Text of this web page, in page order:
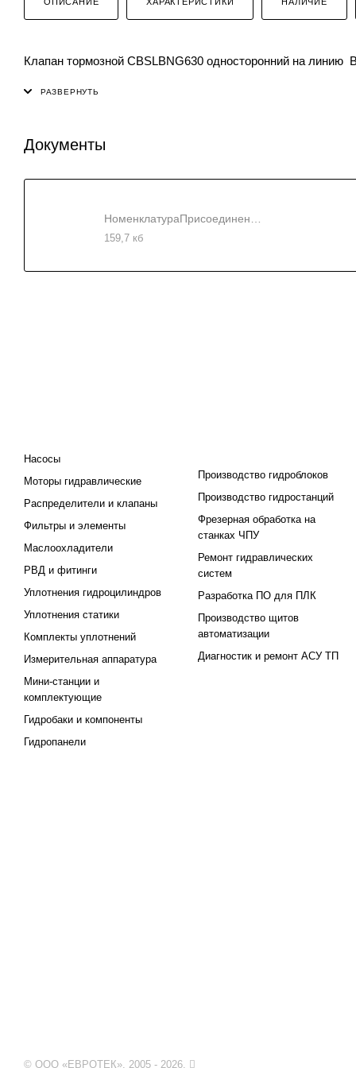
Клапан тормозной CBSLBNG630 односторонний на линию
Документы
159,7 кб
Насосы
Моторы гидравлические
Распределители и клапаны
Фильтры и элементы
Маслоохладители
РВД и фитинги
Уплотнения гидроцилиндров
Уплотнения статики
Комплекты уплотнений
Измерительная аппаратура
Мини-станции и
комплектующие
Гидробаки и компоненты
Гидропанели
Производство гидроблоков
Производство гидростанций
Фрезерная обработка на
станках ЧПУ
Ремонт гидравлических
систем
Разработка ПО для ПЛК
Производство щитов
автоматизации
Диагностик и ремонт АСУ ТП
© ООО «ЕВРОТЕК». 2005 - 2026.